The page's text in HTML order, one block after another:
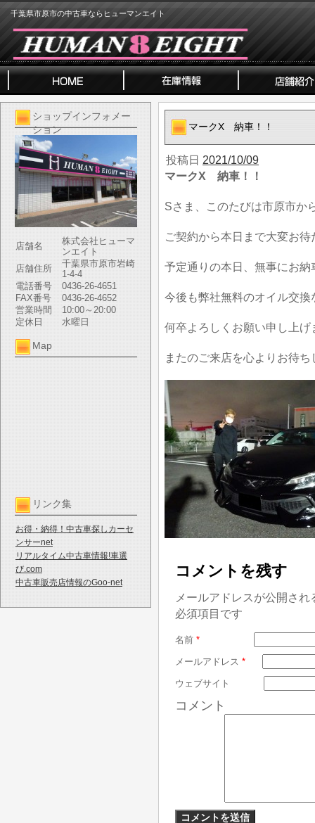
千葉県市原市の中古車ならヒューマンエイト
ショップインフォメー
ション
店舗名
株式会社ヒューマ
ンエイト
店舗住所
千葉県市原市岩崎
1-4-4
電話番号
0436-26-4651
FAX番号
0436-26-4652
営業時間
10:00～20:00
定休日
水曜日
Map
リンク集
お得・納得！中古車探しカーセ
ンサーnet
リアルタイム中古車情報!車選
び.com
中古車販売店情報のGoo-net
マークX 納車！！
投稿日 2021/10/09
マークX 納車！！
Sさま、このたびは市原市か
ご契約から本日まで大変お
予定通りの本日、無事にお
今後も弊社無料のオイル交
何卒よろしくお願い申し上げ
またのご来店を心よりお待
コメントを残す
メールアドレスが公開さ
必須項目です
名前 *
メールアドレス *
ウェブサイト
コメント